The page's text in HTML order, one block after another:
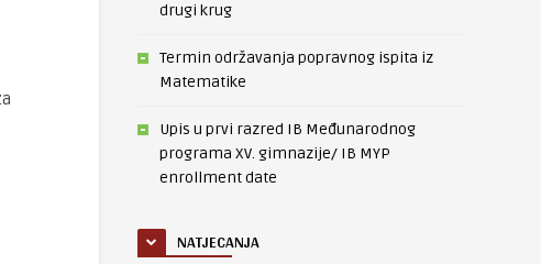
drugi krug
Termin održavanja popravnog ispita iz
Matematike
Upis u prvi razred IB Međunarodnog
programa XV. gimnazije/ IB MYP
enrollment date
NATJECANJA